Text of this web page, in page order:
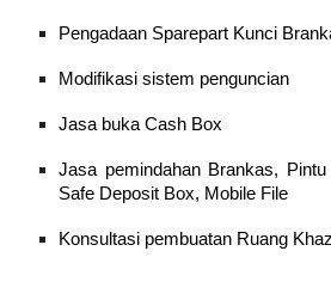
Pengadaan Sparepart Kunci
Modifikasi sistem penguncian
Jasa buka Cash Box
Jasa pemindahan Brankas,
Safe Deposit Box, Mobile File
Konsultasi pembuatan Ruang